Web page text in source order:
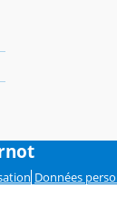
Données